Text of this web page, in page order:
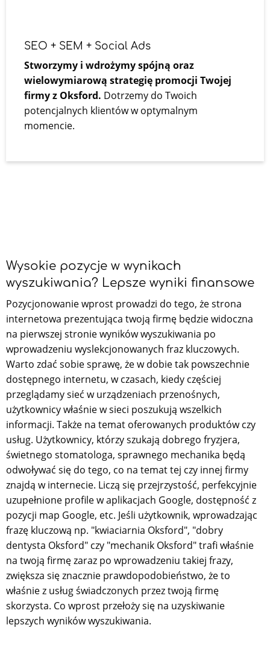
SEO + SEM + Social Ads
Stworzymy i wdrożymy spójną oraz
wielowymiarową strategię promocji Twojej
firmy z Oksford. Dotrzemy do Twoich
potencjalnych klientów w optymalnym
momencie.
Wysokie pozycje w wynikach
wyszukiwania? Lepsze wyniki finansowe
Pozycjonowanie wprost prowadzi do tego, że strona
internetowa prezentująca twoją firmę będzie widoczna
na pierwszej stronie wyników wyszukiwania po
wprowadzeniu wyslekcjonowanych fraz kluczowych.
Warto zdać sobie sprawę, że w dobie tak powszechnie
dostępnego internetu, w czasach, kiedy częściej
przeglądamy sieć w urządzeniach przenośnych,
użytkownicy właśnie w sieci poszukują wszelkich
informacji. Także na temat oferowanych produktów czy
usług. Użytkownicy, którzy szukają dobrego fryzjera,
świetnego stomatologa, sprawnego mechanika będą
odwoływać się do tego, co na temat tej czy innej firmy
znajdą w internecie. Liczą się przejrzystość, perfekcyjnie
uzupełnione profile w aplikacjach Google, dostępność z
pozycji map Google, etc. Jeśli użytkownik, wprowadzając
frazę kluczową np. "kwiaciarnia Oksford", "dobry
dentysta Oksford" czy "mechanik Oksford" trafi właśnie
na twoją firmę zaraz po wprowadzeniu takiej frazy,
zwiększa się znacznie prawdopodobieństwo, że to
właśnie z usług świadczonych przez twoją firmę
skorzysta. Co wprost przełoży się na uzyskiwanie
lepszych wyników wyszukiwania.